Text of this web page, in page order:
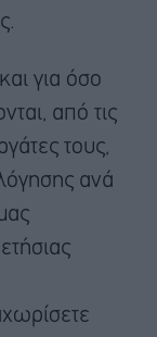
για όσο
από τις
τους,
ανά